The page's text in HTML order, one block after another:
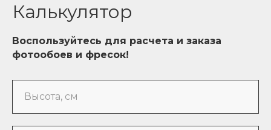
Калькулятор
Воспользуйтесь для расчета и заказа
фотообоев и фресок!
Высота, см